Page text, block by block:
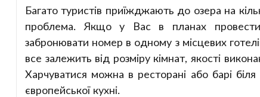
Багато туристів приїжджають до озера на
проблема. Якщо у Вас в планах
забронювати номер в одному з місцевих
все залежить від розміру кімнат, якості
Харчуватися можна в ресторані або барі біля
європейської кухні.